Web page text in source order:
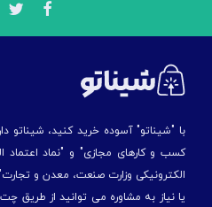
با "شیناتو" آسوده خرید کنید، شیناتو
کسب و کارهای مجازی" و "نماد اعتماد
الكترونیكی وزارت صنعت، معدن و
یا نیاز به مشاوره می توانید از طریق